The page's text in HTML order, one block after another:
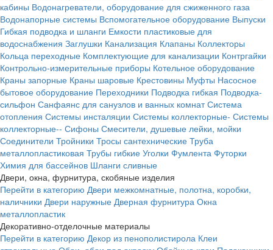
кабины Водонагреватели, оборудование для сжиженного газа
Водонапорные системы Вспомогательное оборудование Выпуски
Гибкая подводка и шланги Емкости пластиковые для
водоснабжения Заглушки Канализация Клапаны Коллекторы
Кольца переходные Комплектующие для канализации Контргайки
Контрольно-измерительные приборы Котельное оборудование
Краны запорные Краны шаровые Крестовины Муфты Насосное
бытовое оборудование Переходники Подводка гибкая Подводка-
сильфон Санфаянс для санузлов и ванных комнат Система
отопления Системы инсталяции Системы коллекторные- Системы
коллекторные-- Сифоны Смесители, душевые лейки, мойки
Соединители Тройники Тросы сантехнические Труба
металлопластиковая Трубы гибкие Уголки Фумлента Футорки
Химия для бассейнов Шланги сливные
Двери, окна, фурнитура, скобяные изделия
Перейти в категорию Двери межкомнатные, полотна, коробки,
наличники Двери наружные Дверная фурнитура Окна
металлопластик
Декоративно-отделочные материалы
Перейти в категорию Декор из пенополистирола Клеи